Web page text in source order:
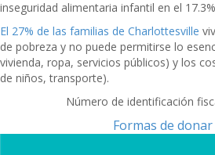
inseguridad alimentaria infantil en el
El 27% de las familias de Charlottesville
de pobreza y no puede permitirse lo
vivienda, ropa, servicios públicos) y los
de niños, transporte).
Número de identificación
Formas de donar